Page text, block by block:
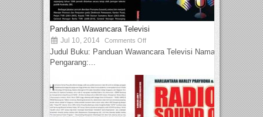
Panduan Wawancara Televisi
Jul 10, 2014 Comments Off
Judul Buku: Panduan Wawancara Televisi Nama
Pengarang:...